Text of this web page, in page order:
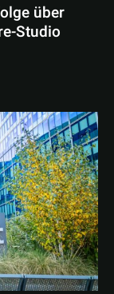
über
Studio